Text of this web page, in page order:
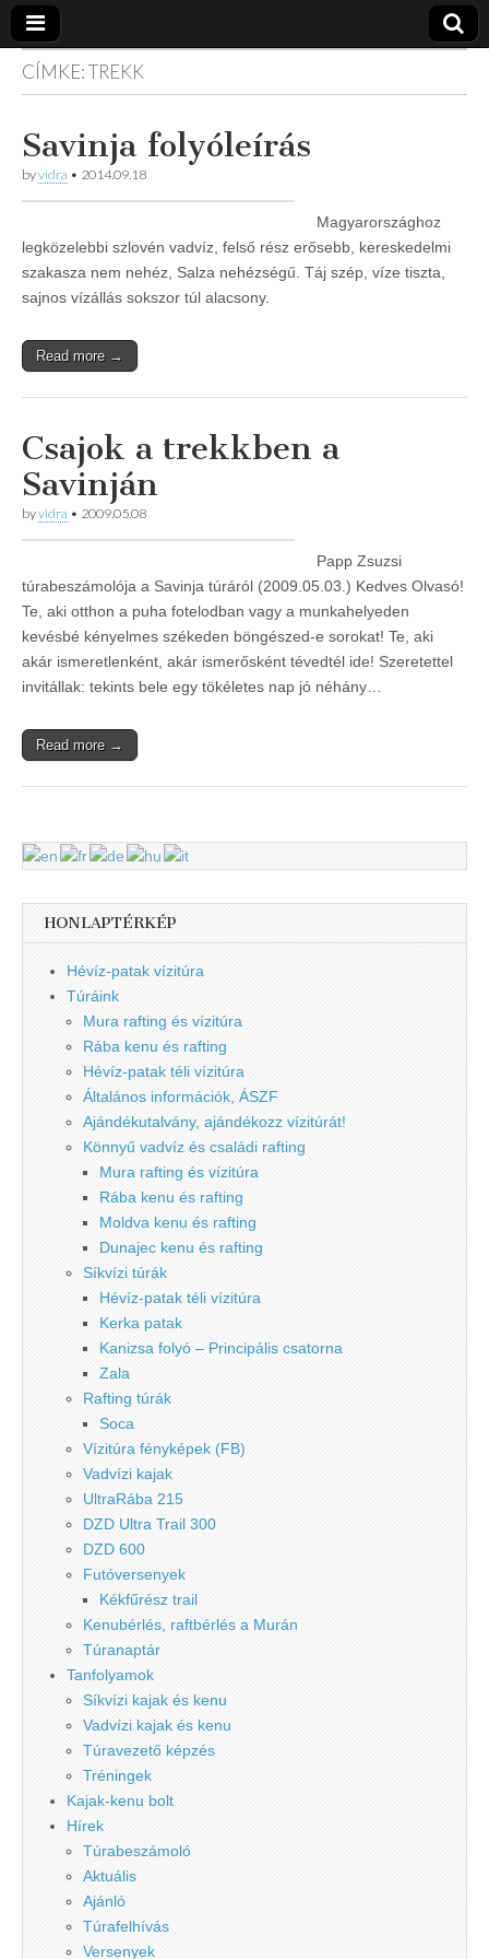
Vidra
Vízitúra
… vízitúra
kajakoktatás,
kajak-kenu
bolt,
CÍMKE:TREKK
Savinja folyóleírás
byvidra • 2014.09.18
Magyarországhoz
legközelebbi szlovén vadvíz, felső rész erősebb, kereskedelmi
szakasza nem nehéz, Salza nehézségű. Táj szép, víze tiszta,
sajnos vízállás sokszor túl alacsony.
Read more →
Csajok a trekkben a
Savinján
byvidra • 2009.05.08
Papp Zsuzsi
túrabeszámolója a Savinja túráról (2009.05.03.) Kedves Olvasó!
Te, aki otthon a puha fotelodban vagy a munkahelyeden
kevésbé kényelmes székeden böngészed-e sorokat! Te, aki
akár ismeretlenként, akár ismerősként tévedtél ide! Szeretettel
invitállak: tekints bele egy tökéletes nap jó néhány…
Read more →
HONLAPTÉRKÉP
Hévíz-patak vízitúra
Túráink
Mura rafting és vízitúra
Rába kenu és rafting
Hévíz-patak téli vízitúra
Általános információk, ÁSZF
Ajándékutalvány, ajándékozz vízitúrát!
Könnyű vadvíz és családi rafting
Mura rafting és vízitúra
Rába kenu és rafting
Moldva kenu és rafting
Dunajec kenu és rafting
Síkvízi túrák
Hévíz-patak téli vízitúra
Kerka patak
Kanizsa folyó – Principális csatorna
Zala
Rafting túrák
Soca
Vízitúra fényképek (FB)
Vadvízi kajak
UltraRába 215
DZD Ultra Trail 300
DZD 600
Futóversenyek
Kékfűrész trail
Kenubérlés, raftbérlés a Murán
Túranaptár
Tanfolyamok
Síkvízi kajak és kenu
Vadvízi kajak és kenu
Túravezető képzés
Tréningek
Kajak-kenu bolt
Hírek
Túrabeszámoló
Aktuális
Ajánló
Túrafelhívás
Versenyek